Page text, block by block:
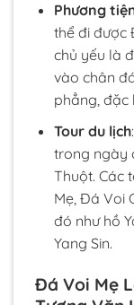
Phương
thể đi được
chủ yếu là
vào chân
phẳng, đặc
Tour du lịch
trong ngày
Thuột. Các
Mẹ, Đá Voi
đó như hồ
Yang Sin.
Đá Voi Mẹ